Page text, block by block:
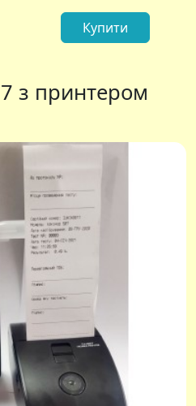
Купити
з принтером